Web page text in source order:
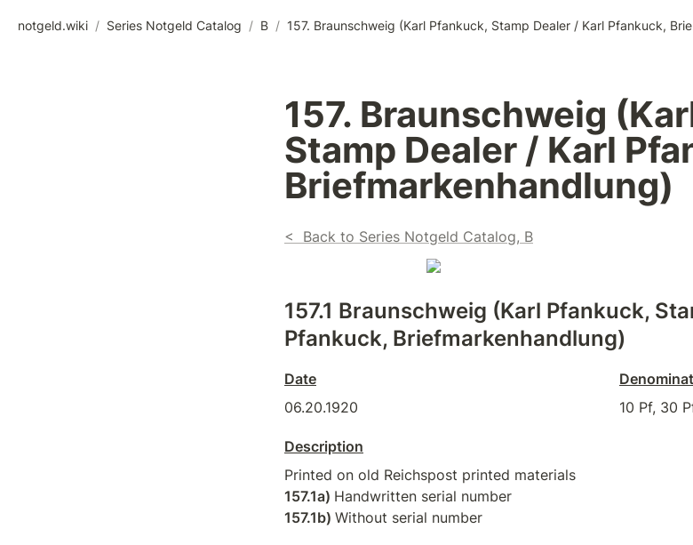
notgeld.wiki / Series Notgeld Catalog / B /
157. Braunschweig
Stamp Dealer / Karl
Briefmarkenhandlung)
<  Back to Series Notgeld Catalog, B
157.1 Braunschweig (Karl Pfankuck,
Pfankuck, Briefmarkenhandlung)
Date
06.20.1920
10 Pf, 30
Description
157.1a)
157.1b) Without serial number